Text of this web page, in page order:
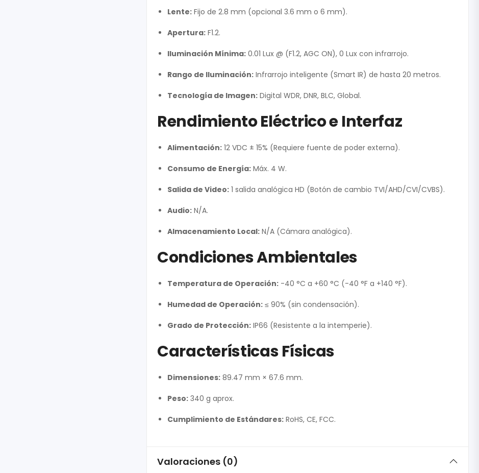
Lente: Fijo de 2.8 mm (opcional 3.6 mm o 6 mm).
Apertura: F1.2.
Iluminación Mínima: 0.01 Lux @ (F1.2, AGC ON), 0 Lux con infrarrojo.
Rango de Iluminación: Infrarrojo inteligente (Smart IR) de hasta 20 metros.
Tecnología de Imagen: Digital WDR, DNR, BLC, Global.
Rendimiento Eléctrico e Interfaz
Alimentación: 12 VDC ± 15% (Requiere fuente de poder externa).
Consumo de Energía: Máx. 4 W.
Salida de Video: 1 salida analógica HD (Botón de cambio TVI/AHD/CVI/CVBS).
Audio: N/A.
Almacenamiento Local: N/A (Cámara analógica).
Condiciones Ambientales
Temperatura de Operación: -40 °C a +60 °C (-40 °F a +140 °F).
Humedad de Operación: ≤ 90% (sin condensación).
Grado de Protección: IP66 (Resistente a la intemperie).
Características Físicas
Dimensiones: 89.47 mm × 67.6 mm.
Peso: 340 g aprox.
Cumplimiento de Estándares: RoHS, CE, FCC.
Valoraciones (0)